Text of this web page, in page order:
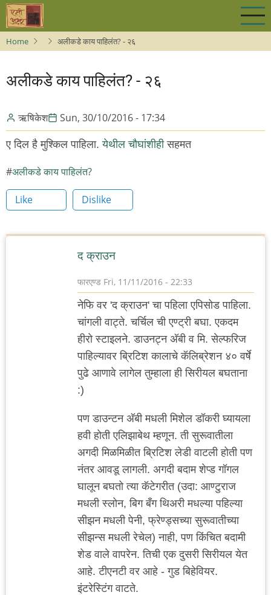
Skip
main
content
Home अलीकडे काय पाहिलंत? - २६
अलीकडे काय पाहिलंत? - २६
ऋषिकेश Sun, 30/10/2016 - 17:34
ए दिल है मुश्किल पाहिला.येथील चौघांशीहीसहमत
अलीकडे काय पाहिलंत?
Like Dislike
द क्राउन
फारएण्ड Fri, 11/11/2016 - 22:33
नेफि वर 'द क्राउन' चा पहिला एपिसोड पाहिला.
चांगली वाट्ते. चर्चिल ची एण्ट्री बघा. एकदम
हीरो स्टाइलने. डाउनट्न अ‍ॅबी व मि. सेल्फरिज
पाहिल्यावर ब्रिटिश कालाचे कॅलिब्रेशन ४० वर्षे
पुढे आणावे लागेल तुम्हाला ही सिरीयल बघताना
:)
पण डाउन्टन अ‍ॅबी मधली मिशेल डॉकरी घ्यायला
हवी होती एलिझाबेथ म्हणून. ती सुरूवातीला
अगदी मिळमिळीत ब्रिटिश लेडी वाटली होती पण
नंतर आवडू लागली. अगदी बदाम शेप्ड गॉगल
घालून बघतो त्या कॅटेगरीत (उदा: आण्टुराज
मधली स्लोन, बिग बँग थिअरी मधल्या पहिल्या
सीझन मधली पेनी, फ्रेण्ड्सच्या सुरूवातीच्या
सीझन्स मधली रेचेल) नाही, पण किंचित बदामी
शेड वाले वापरेन. तिची एक दुसरी सिरीयल येत
आहे. टीएनटी वर आहे - गुड बिहेवियर.
इंटरेस्टिंग वाटते.